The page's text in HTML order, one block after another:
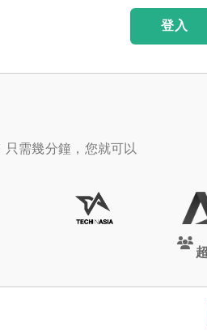
登入
需幾分鐘，您就可以